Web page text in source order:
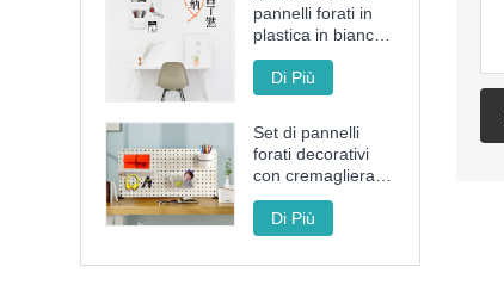
pannelli forati in
plastica in bianco
e nero
Di Più
Set di pannelli
forati decorativi
con cremagliera,
cestino e tazza
per
l'organizzazione
Di Più